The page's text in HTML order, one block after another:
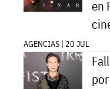
en
AGENCIAS | 20 JUL